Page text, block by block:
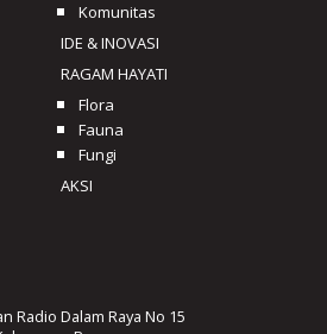
Komunitas
IDE & INOVASI
RAGAM HAYATI
Flora
Fauna
Fungi
AKSI
Radio Dalam Raya No 15